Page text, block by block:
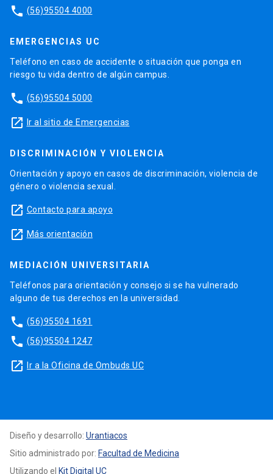
phone (56)95504 4000
EMERGENCIAS UC
Teléfono en caso de accidente o situación que ponga en
riesgo tu vida dentro de algún campus.
phone (56)95504 5000
launch Ir al sitio de Emergencias
DISCRIMINACIÓN Y VIOLENCIA
Orientación y apoyo en casos de discriminación, violencia de
género o violencia sexual.
launch Contacto para apoyo
launch Más orientación
MEDIACIÓN UNIVERSITARIA
Teléfonos para orientación y consejo si se ha vulnerado
alguno de tus derechos en la universidad.
phone (56)95504 1691
phone (56)95504 1247
launch Ir a la Oficina de Ombuds UC
Diseño y desarrollo: Urantiacos
Sitio administrado por: Facultad de Medicina
Utilizando el Kit Digital UC